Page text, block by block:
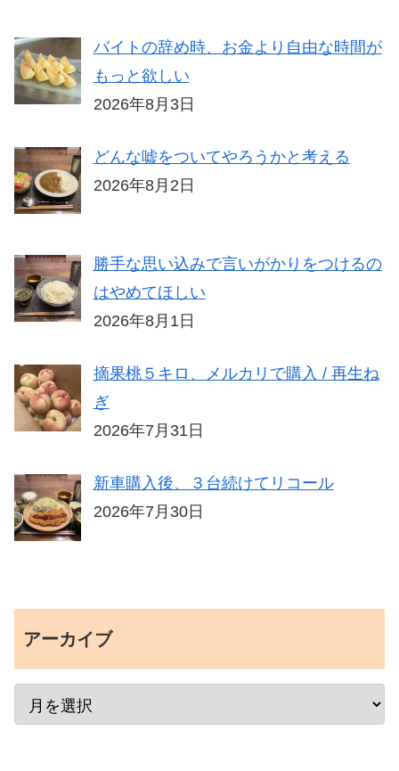
バイトの辞め時、お金より自由な時間が
もっと欲しい
2026年8月3日
どんな嘘をついてやろうかと考える
2026年8月2日
勝手な思い込みで言いがかりをつけるの
はやめてほしい
2026年8月1日
摘果桃５キロ、メルカリで購入 / 再生ね
ぎ
2026年7月31日
新車購入後、３台続けてリコール
2026年7月30日
アーカイブ